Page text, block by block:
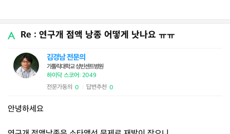
Re : 연구개 점액 낭종 어떻게 낫나요 ㅠㅠ
김경남 전문의
가톨릭대학교 성빈센트병원
하이닥 스코어: 2049
전문가동의 0 답변추천 0
안녕하세요